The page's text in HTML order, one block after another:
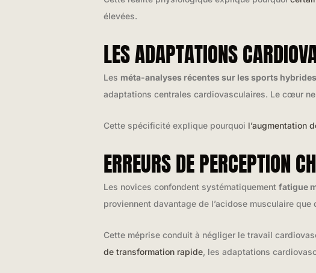
élevées.
LES ADAPTATIONS
Les méta-analyses récentes sur les sports hybrides
adaptations centrales cardiovasculaires. Le cœur
Cette spécificité explique pourquoi l’augmentation
ERREURS DE PERCEPTION
Les novices confondent systématiquement fatigue
proviennent davantage de l’acidose musculaire
Cette méprise conduit à négliger le travail
de transformation rapide , les adaptations